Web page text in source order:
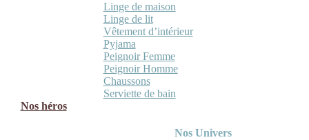
Linge de maison
Linge de lit
Vêtement d’intérieur
Pyjama
Peignoir Femme
Peignoir Homme
Chaussons
Serviette de bain
Nos héros
Nos Univers